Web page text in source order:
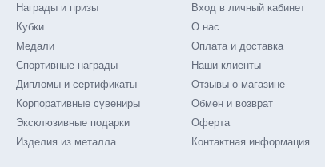
Награды и призы
Кубки
Медали
Спортивные награды
Дипломы и сертификаты
Корпоративные сувениры
Эксклюзивные подарки
Изделия из металла
Вход в личный кабинет
О нас
Оплата и доставка
Наши клиенты
Отзывы о магазине
Обмен и возврат
Оферта
Контактная информация